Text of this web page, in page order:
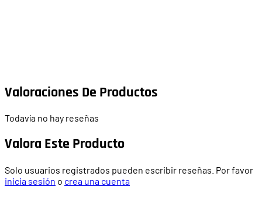
Valoraciones De Productos
Todavía no hay reseñas
Valora Este Producto
Solo usuarios registrados pueden escribir reseñas. Por favor
inicia sesión o crea una cuenta